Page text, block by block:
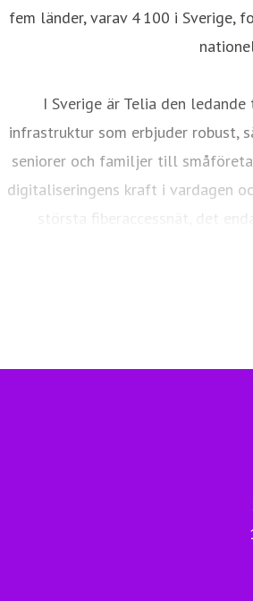
fem länder, varav 4 100 i
I Sverige är Telia den
infrastruktur som erbjuder robust,
seniorer och familjer till
digitaliseringens kraft i vardagen
största fiberaccessnät, det
världsklass skapar vi en enklare,